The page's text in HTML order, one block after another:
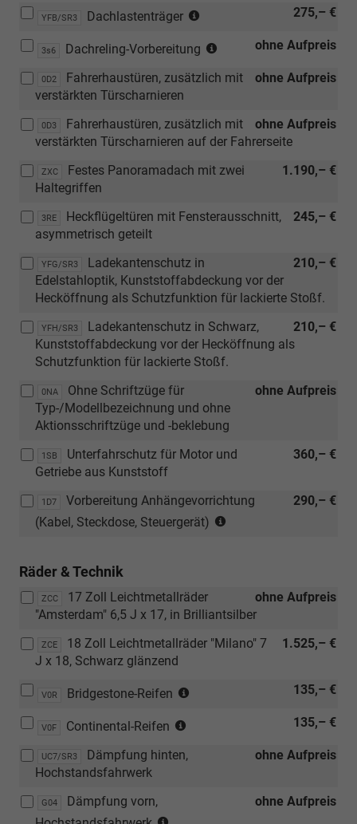
YFB/SR3 275,– €
Dachlastenträger
Verbindung
[3S6]
Vorbereitung)
3s6 ohne Aufpreis
Dachreling-Vorbereitung
(Entfall
Dachreling)
0D2 ohne Aufpreis
Fahrerhaustüren, zusätzlich mit
verstärkten Türscharnieren
0D3 ohne Aufpreis
Fahrerhaustüren, zusätzlich mit
verstärkten Türscharnieren auf der Fahrerseite
ZXC 1.190,– €
Festes Panoramadach mit zwei
Haltegriffen
3RE 245,– €
Heckflügeltüren mit Fensterausschnitt,
asymmetrisch geteilt
YFG/SR3 210,– €
Ladekantenschutz in
Edelstahloptik, Kunststoffabdeckung vor der
Hecköffnung als Schutzfunktion für lackierte Stoßf.
YFH/SR3 210,– €
Ladekantenschutz in Schwarz,
Kunststoffabdeckung vor der Hecköffnung als
Schutzfunktion für lackierte Stoßf.
0NA ohne Aufpreis
Ohne Schriftzüge für
Typ-/Modellbezeichnung und ohne
Aktionsschriftzüge und -beklebung
1SB 360,– €
Unterfahrschutz für Motor und
Getriebe aus Kunststoff
1D7 290,– €
Vorbereitung Anhängevorrichtung
(Kabel, Steckdose, Steuergerät)
ulässiges
Gesamtgewicht
2.500
Räder & Technik
ZCC ohne Aufpreis
17 Zoll Leichtmetallräder
"Amsterdam" 6,5 J x 17, in Brilliantsilber
ZCE 1.525,– €
18 Zoll Leichtmetallräder "Milano" 7
J x 18, Schwarz glänzend
V0R 135,– €
Bridgestone-Reifen
V0F 135,– €
Continental-Reifen
Ganzjahresreifen
UC7/SR3 ohne Aufpreis
Dämpfung hinten,
Hochstandsfahrwerk
G04 ohne Aufpreis
Dämpfung vorn,